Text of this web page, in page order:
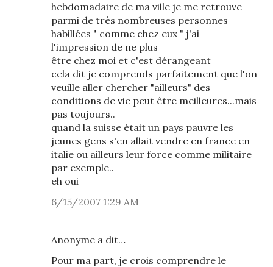
hebdomadaire de ma ville je me retrouve
parmi de très nombreuses personnes
habillées " comme chez eux " j'ai
l'impression de ne plus
être chez moi et c'est dérangeant
cela dit je comprends parfaitement que l'on
veuille aller chercher "ailleurs" des
conditions de vie peut être meilleures...mais
pas toujours..
quand la suisse était un pays pauvre les
jeunes gens s'en allait vendre en france en
italie ou ailleurs leur force comme militaire
par exemple..
eh oui
6/15/2007 1:29 AM
Anonyme a dit…
Pour ma part, je crois comprendre le